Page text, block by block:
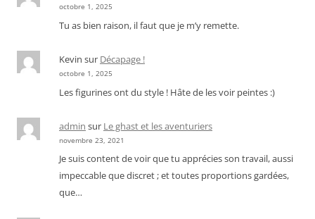
octobre 1, 2025
Tu as bien raison, il faut que je m’y remette.
Kevin sur Décapage !
octobre 1, 2025
Les figurines ont du style ! Hâte de les voir peintes :)
admin sur Le ghast et les aventuriers
novembre 23, 2021
Je suis content de voir que tu apprécies son travail, aussi
impeccable que discret ; et toutes proportions gardées,
que…